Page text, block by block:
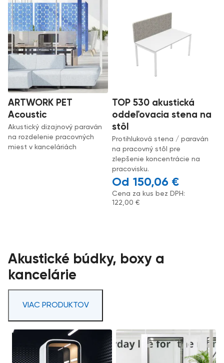
ARTWORK PET
Acoustic
Akustický dizajnový paraván
na rozdelenie pracovných
miest v kanceláriách
TOP 530 akustická
oddeľovacia stena na
stôl
Protihluková stena / paraván
na pracovný stôl pre
zlepšenie koncentrácie na
pracovisku.
150,06 €
Cena za kus bez DPH:
122,00 €
Akustické búdky, boxy a
kancelárie
VIAC PRODUKTOV